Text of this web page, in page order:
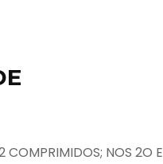
COMPRIMIDOS; NOS 2O E